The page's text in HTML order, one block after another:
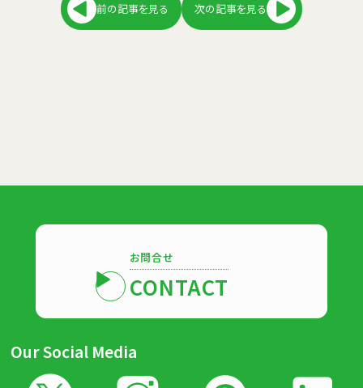
前の記事を見る 次の記事を見る
お問合せ
CONTACT
Our Social Media